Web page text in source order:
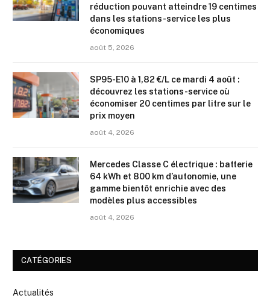
réduction pouvant atteindre 19 centimes
dans les stations-service les plus
économiques
août 5, 2026
SP95-E10 à 1,82 €/L ce mardi 4 août :
découvrez les stations-service où
économiser 20 centimes par litre sur le
prix moyen
août 4, 2026
Mercedes Classe C électrique : batterie
64 kWh et 800 km d’autonomie, une
gamme bientôt enrichie avec des
modèles plus accessibles
août 4, 2026
CATÉGORIES
Actualités